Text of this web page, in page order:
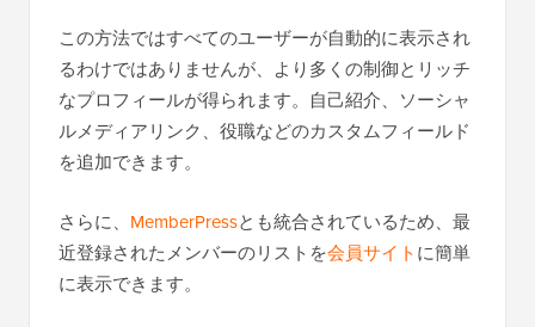
この方法ではすべてのユーザーが自動的に表示され
るわけではありませんが、より多くの制御とリッチ
なプロフィールが得られます。自己紹介、ソーシャ
ルメディアリンク、役職などのカスタムフィールド
を追加できます。
さらに、 MemberPressとも統合されているため、最
近登録されたメンバーのリストを会員サイトに簡単
に表示できます。